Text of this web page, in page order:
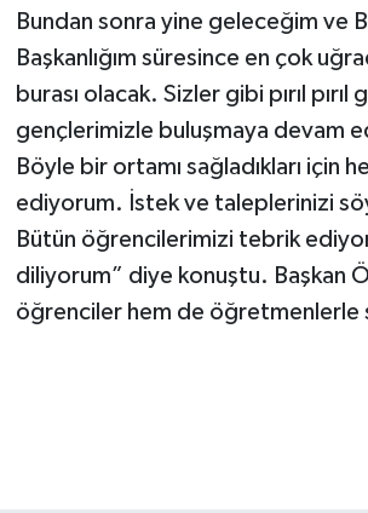
Bundan sonra yine geleceğim ve
Başkanlığım süresince en çok
burası olacak. Sizler gibi pırıl pırıl
gençlerimizle buluşmaya devam
Böyle bir ortamı sağladıkları için
ediyorum. İstek ve taleplerinizi
Bütün öğrencilerimizi tebrik
diliyorum” diye konuştu. Başkan
öğrenciler hem de